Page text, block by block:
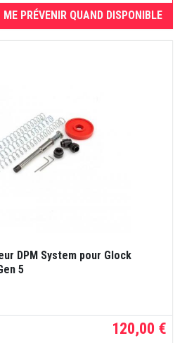
ME PRÉVENIR QUAND DISPONIBLE
DPM System pour Glock
5
120,00 €